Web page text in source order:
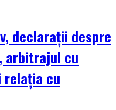
declarații despre
arbitrajul cu
relația cu